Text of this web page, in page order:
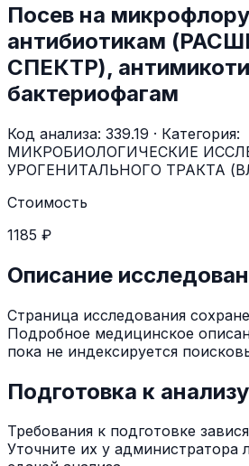
Посев на
антибиотикам
СПЕКТР),
бактериофагам
Код анализа: 339.19 · Категория:
МИКРОБИОЛОГИЧЕСКИЕ
УРОГЕНИТАЛЬНОГО ТРАКТА
Стоимость
1185 ₽
Описание
Страница исследования
Подробное медицинское
пока не индексируется
Подготовка к анализу
Требования к подготовке
Уточните их у администратора